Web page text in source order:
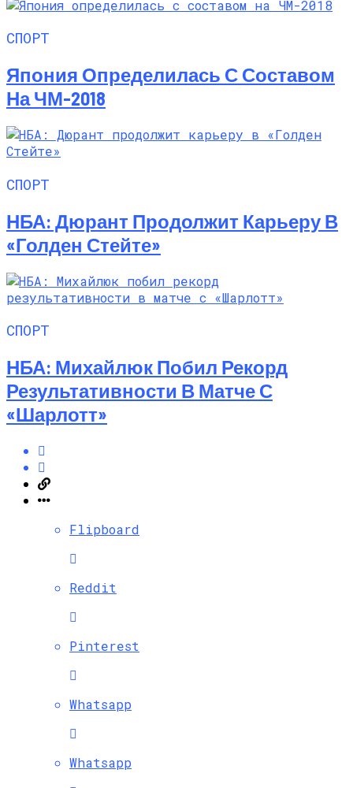
СПОРТ
Япония Определилась С Составом
На ЧМ-2018
СПОРТ
НБА: Дюрант Продолжит Карьеру В
«Голден Стейте»
СПОРТ
НБА: Михайлюк Побил Рекорд
Результативности В Матче С
«Шарлотт»
Flipboard
Reddit
Pinterest
Whatsapp
Whatsapp